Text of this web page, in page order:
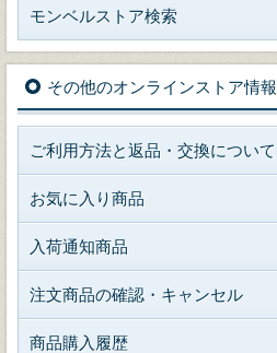
モンベルストア検索
その他のオンラインストア情報
ご利用方法と返品・交換について
お気に入り商品
入荷通知商品
注文商品の確認・キャンセル
商品購入履歴